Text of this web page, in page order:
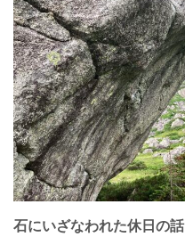
石にいざなわれた休日の話